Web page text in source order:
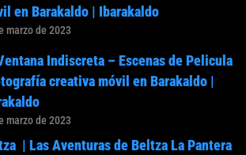
en Barakaldo | Ibarakaldo
marzo de 2023
Indiscreta – Escenas de Pelicula
creativa móvil en Barakaldo |
marzo de 2023
| Las Aventuras de Beltza La Pantera